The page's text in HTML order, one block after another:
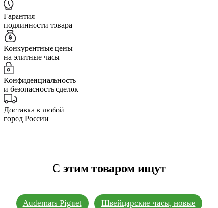
Гарантия
подлинности товара
Конкурентные цены
на элитные часы
Конфиденциальность
и безопасность сделок
Доставка в любой
город России
С этим товаром ищут
Audemars Piguet Швейцарские часы, новые